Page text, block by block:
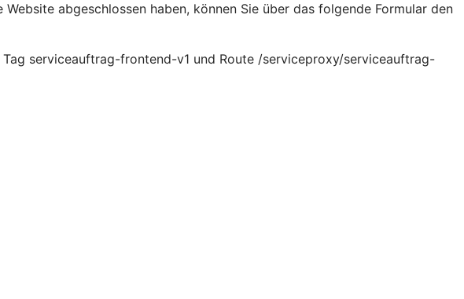
abgeschlossen haben, können Sie über das folgende Formular den
serviceauftrag-frontend-v1 und Route /serviceproxy/serviceauftrag-